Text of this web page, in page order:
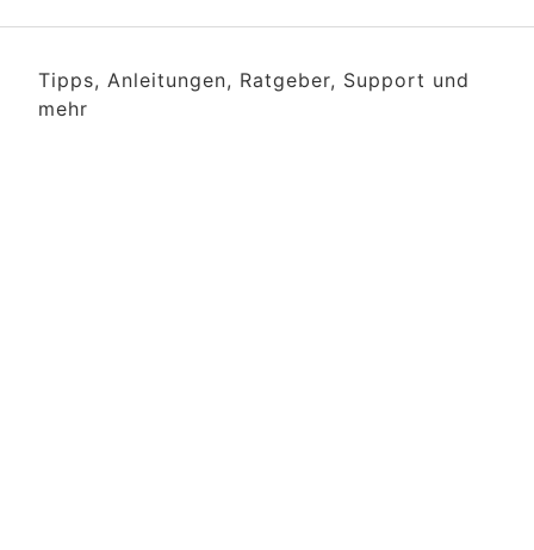
Tipps, Anleitungen, Ratgeber, Support und
mehr